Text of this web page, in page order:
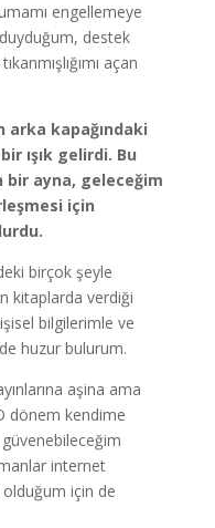
engellemeye
destek
açan
arka kapağındaki
ışık gelirdi. Bu
bir ayna, geleceğim
için
birçok şeyle
kitaplarda verdiği
bilgilerimle ve
huzur bulurum.
aşina ama
dönem kendime
internet
için de